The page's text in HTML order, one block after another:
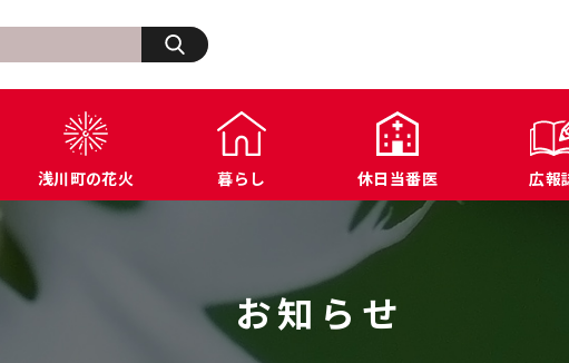
つ
要
産品
ス
浅川町の歩み
公共機関へのお問い合わせ
浅川町オープンデータ
各種公表データ
届出様式ダウンロード
例規集
浅川町の花火
暮らし
書
ー
生活・その他
農業関連
商工業関連
休日当番医
広報
お知らせ